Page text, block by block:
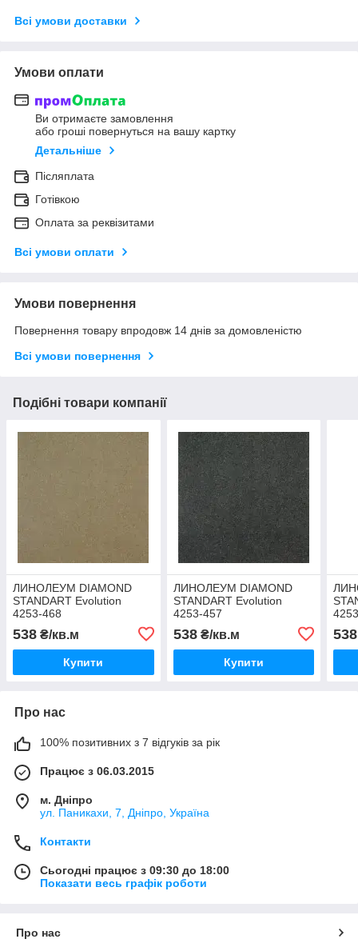
Всі умови доставки
Умови оплати
Ви отримаєте замовлення
або гроші повернуться на вашу картку
Детальніше
Післяплата
Готівкою
Оплата за реквізитами
Всі умови оплати
Умови повернення
Повернення товару впродовж 14 днів за домовленістю
Всі умови повернення
Подібні товари компанії
ЛИНОЛЕУМ DIAMOND
STANDART Evolution
4253-468
538 ₴/кв.м
Купити
ЛИНОЛЕУМ DIAMOND
STANDART Evolution
4253-457
538₴/кв.м
Купити
538
Про нас
100% позитивних з 7 відгуків за рік
Працює з 06.03.2015
м. Дніпро
ул. Паникахи, 7, Дніпро, Україна
Контакти
Сьогодні працює з 09:30 до 18:00
Показати весь графік роботи
Про нас